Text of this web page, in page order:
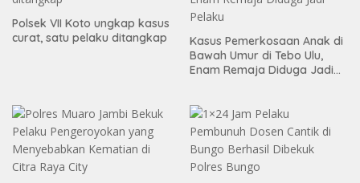
Polsek VII Koto ungkap kasus
curat, satu pelaku ditangkap
Kasus Pemerkosaan Anak di
Bawah Umur di Tebo Ulu,
Enam Remaja Diduga Jadi